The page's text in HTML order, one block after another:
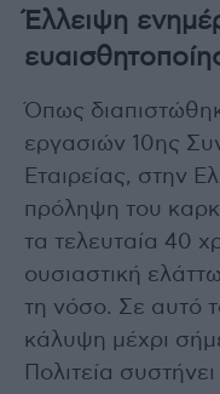
Έλλειψη
Όπως
εργασιών 10ης
Εταιρείας, στην
πρόληψη του
τα τελευταία 40
ουσιαστική
τη νόσο. Σε αυτό
κάλυψη μέχρι
Πολιτεία